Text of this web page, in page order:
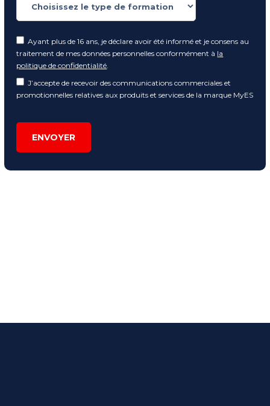
Ayant plus de 16 ans, je déclare avoir été informé et je consens au
traitement de mes données personnelles conformément à la
politique de confidentialité
J’accepte de recevoir des communications commerciales et
promotionnelles relatives aux produits et services de la marque MyES
ENVOYER